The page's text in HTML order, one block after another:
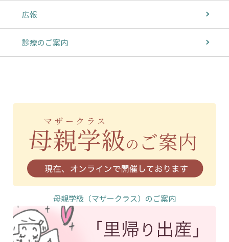
広報
診療のご案内
母親学級（マザークラス）のご案内